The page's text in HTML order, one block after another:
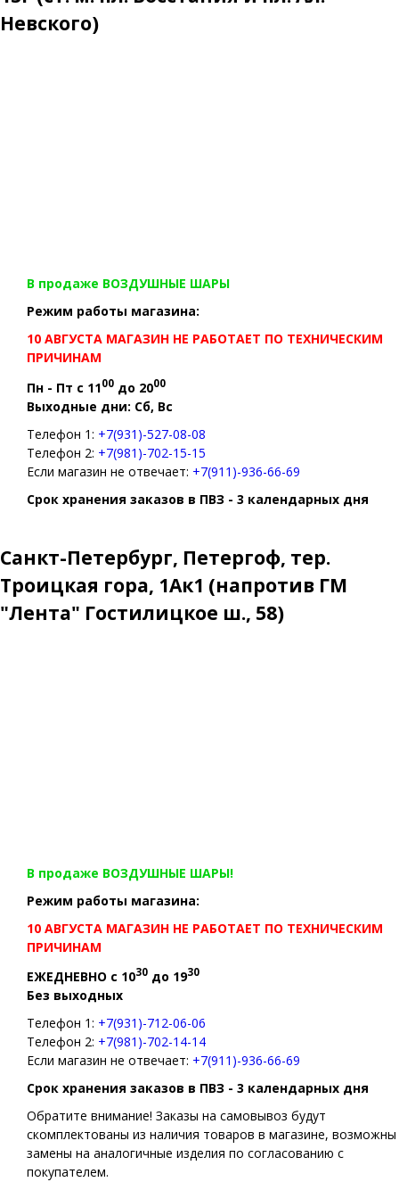
Невского)
В продаже ВОЗДУШНЫЕ ШАРЫ
Режим работы магазина:
10 АВГУСТА МАГАЗИН НЕ РАБОТАЕТ ПО ТЕХНИЧЕСКИМ
ПРИЧИНАМ
Пн - Пт с 1100 до 2000
Выходные дни: Сб, Вс
Телефон 1: +7(931)-527-08-08
Телефон 2: +7(981)-702-15-15
Если магазин не отвечает: +7(911)-936-66-69
Срок хранения заказов в ПВЗ - 3 календарных дня
Санкт-Петербург, Петергоф, тер.
Троицкая гора, 1Ак1 (напротив ГМ
"Лента" Гостилицкое ш., 58)
В продаже ВОЗДУШНЫЕ ШАРЫ!
Режим работы магазина:
10 АВГУСТА МАГАЗИН НЕ РАБОТАЕТ ПО ТЕХНИЧЕСКИМ
ПРИЧИНАМ
ЕЖЕДНЕВНО с 1030 до 1930
Без выходных
Телефон 1: +7(931)-712-06-06
Телефон 2: +7(981)-702-14-14
Если магазин не отвечает: +7(911)-936-66-69
Срок хранения заказов в ПВЗ - 3 календарных дня
Обратите внимание! Заказы на самовывоз будут
скомплектованы из наличия товаров в магазине, возможны
замены на аналогичные изделия по согласованию с
покупателем.